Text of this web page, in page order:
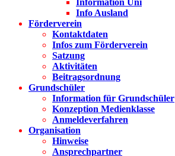
Information Uni
Info Ausland
Förderverein
Kontaktdaten
Infos zum Förderverein
Satzung
Aktivitäten
Beitragsordnung
Grundschüler
Information für Grundschüler
Konzeption Medienklasse
Anmeldeverfahren
Organisation
Hinweise
Ansprechpartner